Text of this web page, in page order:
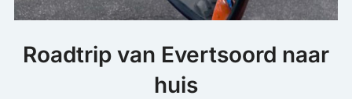
Roadtrip van Evertsoord naar
huis